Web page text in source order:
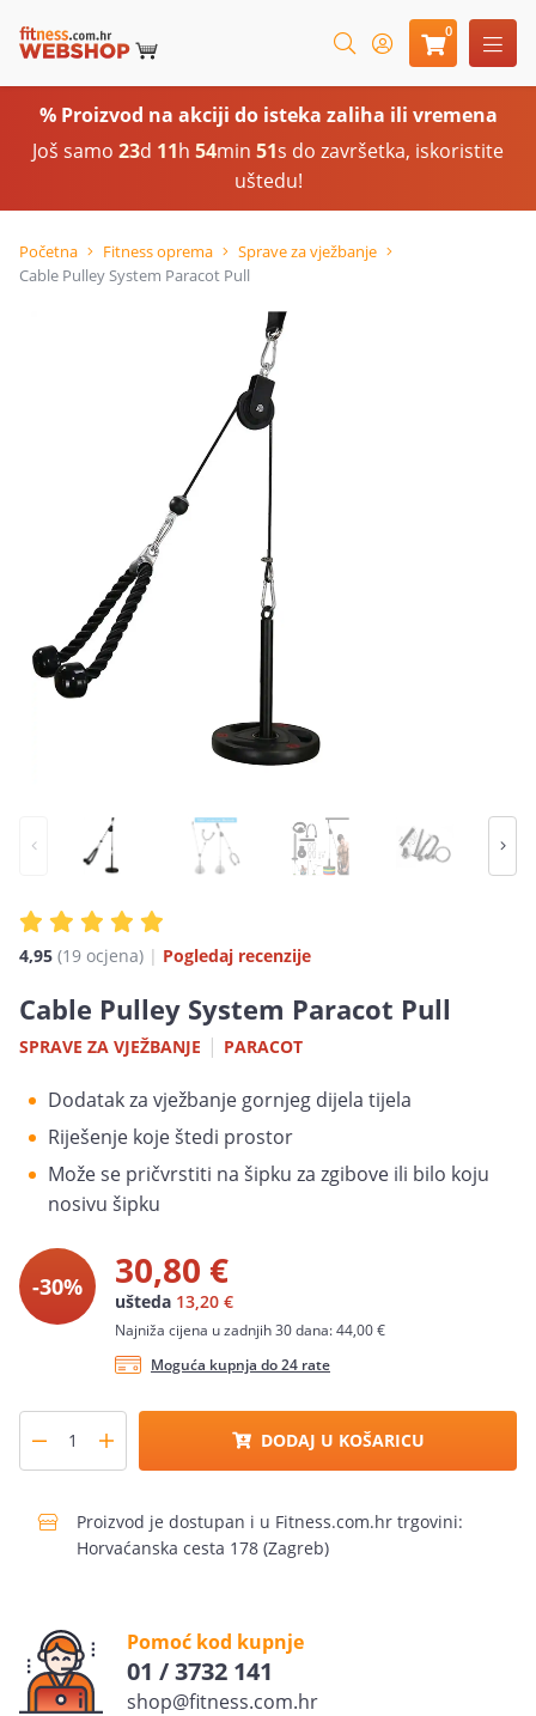
0
% Proizvod na akciji do isteka zaliha ili vremena
Još samo 23d 11h 54min 50s do završetka, iskoristite
uštedu!
Početna Fitness oprema
Sprave za vježbanje
Cable Pulley System Paracot Pull
4,95 (19 ocjena) | Pogledaj recenzije
Cable Pulley System Paracot Pull
SPRAVE ZA VJEŽBANJE | PARACOT
Dodatak za vježbanje gornjeg dijela tijela
Riješenje koje štedi prostor
Može se pričvrstiti na šipku za zgibove ili bilo koju
nosivu šipku
-30% 30,80 €
ušteda 13,20 €
Najniža cijena u zadnjih 30 dana: 44,00 €
Moguća kupnja do 24 rate
DODAJ U KOŠARICU
Proizvod je dostupan i u Fitness.com.hr trgovini:
Horvaćanska cesta 178 (Zagreb)
Pomoć kod kupnje
01 / 3732 141
shop@fitness.com.hr